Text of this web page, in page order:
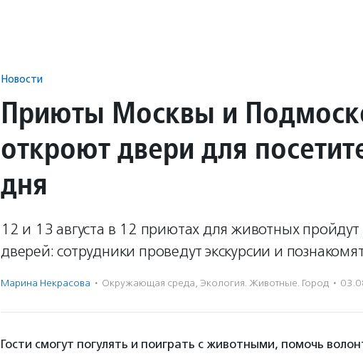
Новости
Приюты Москвы и
откроют двери для
дня
12 и 13 августа в 12 приютах для животных
дверей: сотрудники проведут экскурсии и
Марина Некрасова · Окружающая среда, Экология. Животные. Город ·
Гости смогут погулять и поиграть с животными, помочь